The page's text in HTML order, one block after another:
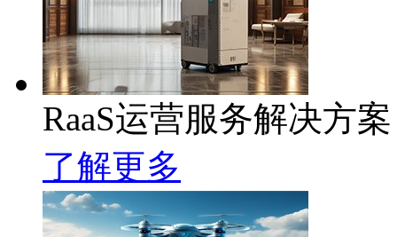
RaaS运营服务解决方案
了解更多